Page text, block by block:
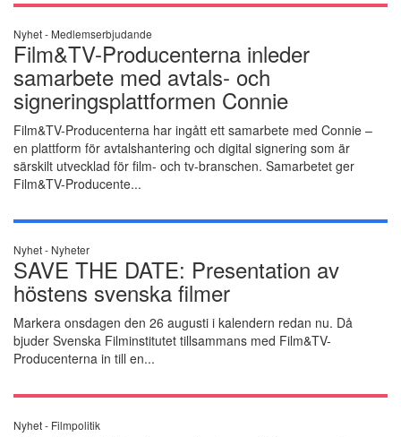
Nyhet - Medlemserbjudande
Film&TV-Producenterna inleder
samarbete med avtals- och
signeringsplattformen Connie
Film&TV-Producenterna har ingått ett samarbete med Connie –
en plattform för avtalshantering och digital signering som är
särskilt utvecklad för film- och tv-branschen. Samarbetet ger
Film&TV-Producente...
Nyhet - Nyheter
SAVE THE DATE: Presentation av
höstens svenska filmer
Markera onsdagen den 26 augusti i kalendern redan nu. Då
bjuder Svenska Filminstitutet tillsammans med Film&TV-
Producenterna in till en...
Nyhet - Filmpolitik